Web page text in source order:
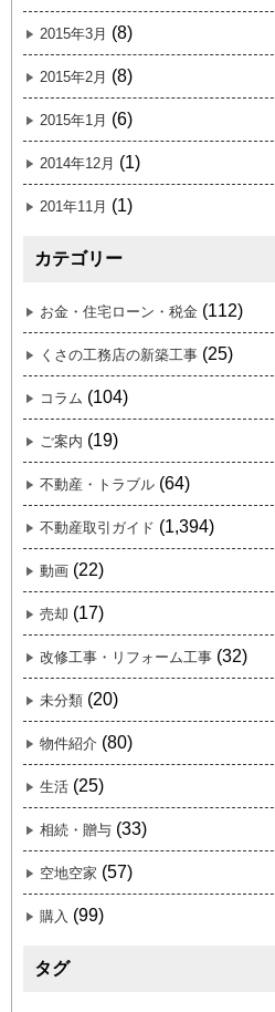
2015年3月 (8)
2015年2月 (8)
2015年1月 (6)
2014年12月 (1)
201年11月 (1)
カテゴリー
お金・住宅ローン・税金 (112)
くさの工務店の新築工事 (25)
コラム (104)
ご案内 (19)
不動産・トラブル (64)
不動産取引ガイド (1,394)
動画 (22)
売却 (17)
改修工事・リフォーム工事 (32)
未分類 (20)
物件紹介 (80)
生活 (25)
相続・贈与 (33)
空地空家 (57)
購入 (99)
タグ